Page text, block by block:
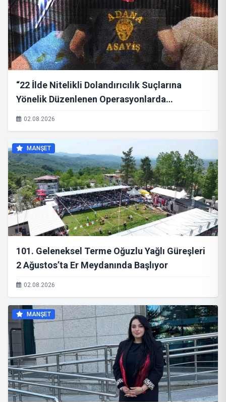
“22 İlde Nitelikli Dolandırıcılık Suçlarına
Yönelik Düzenlenen Operasyonlarda
Hesaplarında 52 Milyar TL İşlem Hacmi
02.08.2026
MANŞET
101. Geleneksel Terme Oğuzlu Yağlı Güreşleri
2 Ağustos’ta Er Meydanında Başlıyor
02.08.2026
MANŞET